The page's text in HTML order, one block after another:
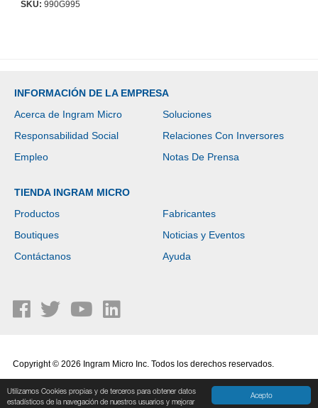
Acepto
Utilizamos Cookies propias y de terceros para obtener datos
estadísticos de la navegación de nuestros usuarios y mejorar
SKU: 990G995
INFORMACIÓN DE LA EMPRESA
Acerca de Ingram Micro
Soluciones
Responsabilidad Social
Relaciones Con Inversores
Empleo
Notas De Prensa
TIENDA INGRAM MICRO
Productos
Fabricantes
Boutiques
Noticias y Eventos
Contáctanos
Ayuda
Copyright © 2026 Ingram Micro Inc. Todos los derechos reservados.